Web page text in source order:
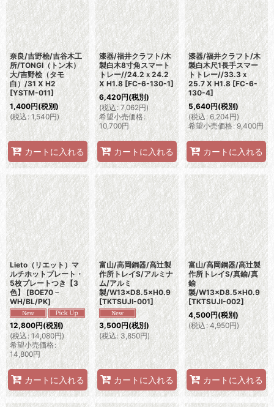
奈良/吉野桧/吉谷木工
所/TONGI（トン木）
大/吉野桧（タモ
白）/31 X H2
[YSTM-011]
1,400円(税別)
(税込: 1,540円)
カートに入れる
漆器/福井クラフト/木
製白木8寸角スマート
トレー//24.2ｘ24.2
X H1.8 [FC-6-130-1]
6,420円(税別)
(税込: 7,062円)
希望小売価格:
10,700円
カートに入れる
漆器/福井クラフト/木
製白木尺1長手スマー
トトレー//33.3ｘ
25.7 X H1.8 [FC-6-
130-4]
5,640円(税別)
(税込: 6,204円)
希望小売価格: 9,400円
カートに入れる
Lieto（リエット）マ
ルチホットプレート・
5枚プレートつき【3
色】 [BOE70－
WH/BL/PK]
12,800円(税別)
(税込: 14,080円)
希望小売価格:
14,800円
カートに入れる
富山/高岡銅器/高辻製
作所トレイS/アルミナ
ム/アルミ
製/W13×D8.5×H0.9
[TKTSUJI-001]
3,500円(税別)
(税込: 3,850円)
カートに入れる
富山/高岡銅器/高辻製
作所トレイS/真鍮/真
鍮
製/W13×D8.5×H0.9
[TKTSUJI-002]
4,500円(税別)
(税込: 4,950円)
カートに入れる